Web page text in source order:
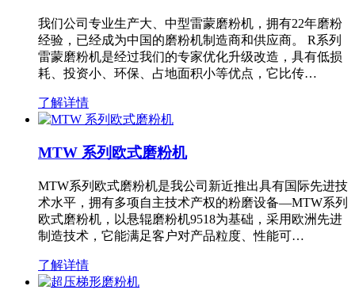
我们公司专业生产大、中型雷蒙磨粉机，拥有22年磨粉
经验，已经成为中国的磨粉机制造商和供应商。 R系列
雷蒙磨粉机是经过我们的专家优化升级改造，具有低损
耗、投资小、环保、占地面积小等优点，它比传…
了解详情
MTW 系列欧式磨粉机
MTW系列欧式磨粉机是我公司新近推出具有国际先进技
术水平，拥有多项自主技术产权的粉磨设备—MTW系列
欧式磨粉机，以悬辊磨粉机9518为基础，采用欧洲先进
制造技术，它能满足客户对产品粒度、性能可…
了解详情